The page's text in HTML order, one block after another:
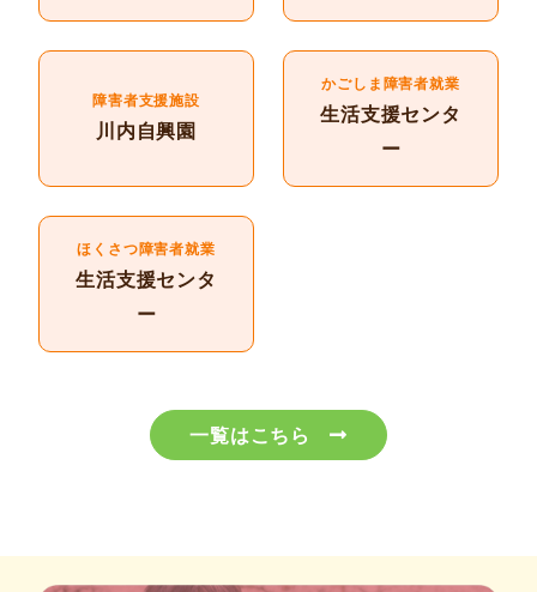
障害者支援施設
川内自興園
かごしま障害者就業
生活支援センタ
ー
ほくさつ障害者就業
生活支援センタ
ー
一覧はこちら